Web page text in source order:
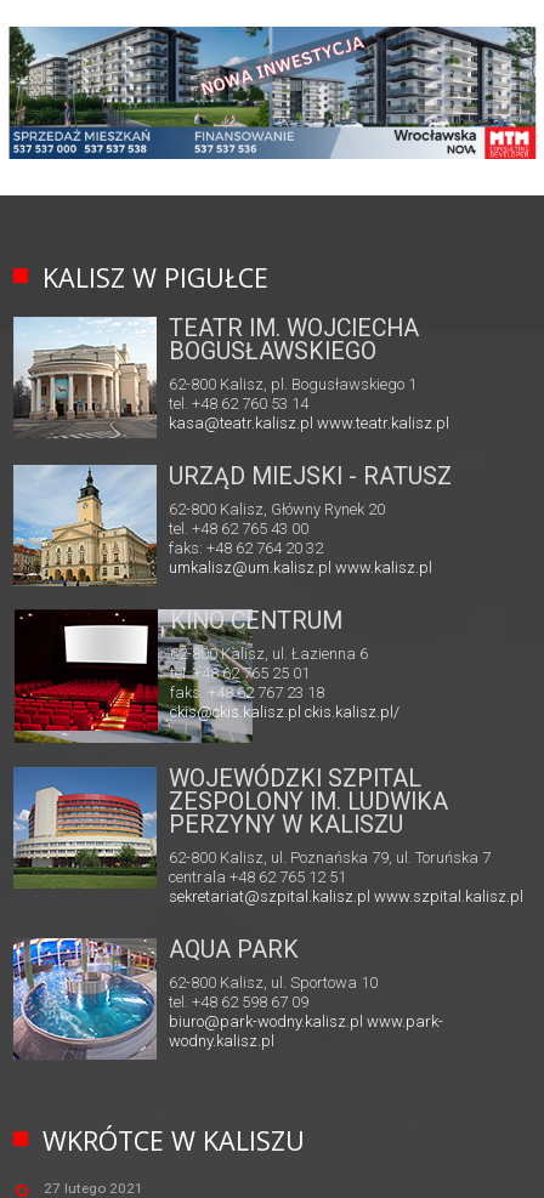
KALISZ W PIGUŁCE
TEATR IM. WOJCIECHA
BOGUSŁAWSKIEGO
62-800 Kalisz, pl. Bogusławskiego 1
tel. +48 62 760 53 14
kasa@teatr.kalisz.pl www.teatr.kalisz.pl
URZĄD MIEJSKI - RATUSZ
62-800 Kalisz, Główny Rynek 20
tel. +48 62 765 43 00
faks: +48 62 764 20 32
umkalisz@um.kalisz.plwww.kalisz.pl
KINO CENTRUM
62-800 Kalisz, ul. Łazienna 6
tel. +48 62 765 25 01
faks. +48 62 767 23 18
ckis@ckis.kalisz.pl ckis.kalisz.pl/
WOJEWÓDZKI SZPITAL
ZESPOLONY IM. LUDWIKA
PERZYNY W KALISZU
62-800 Kalisz, ul. Poznańska 79, ul. Toruńska 7
centrala +48 62 765 12 51
sekretariat@szpital.kalisz.pl www.szpital.kalisz.pl
AQUA PARK
62-800 Kalisz, ul. Sportowa 10
tel. +48 62 598 67 09
biuro@park-wodny.kalisz.pl www.park-
wodny.kalisz.pl
WKRÓTCE W KALISZU
27 lutego 2021